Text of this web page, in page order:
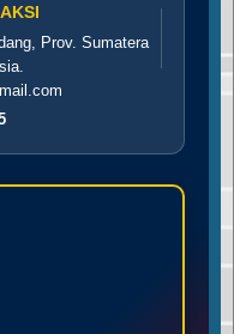
Prov. Sumatera